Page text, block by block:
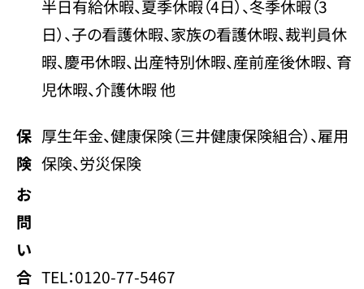
半日有給休暇、夏季休暇（4日）、冬季休暇（3
日）、子の看護休暇、家族の看護休暇、裁判員休
暇、慶弔休暇、出産特別休暇、産前産後休暇、 育
児休暇、介護休暇 他
保
険
厚生年金、健康保険（三井健康保険組合）、雇用
保険、労災保険
お
問
い
合 TEL：0120-77-5467